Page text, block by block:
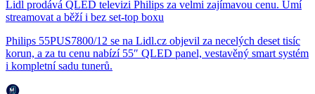
Lidl prodává QLED televizi Philips za velmi zajímavou cenu. Umí
streamovat a běží i bez set-top boxu
Philips 55PUS7800/12 se na Lidl.cz objevil za necelých deset tisíc
korun, a za tu cenu nabízí 55″ QLED panel, vestavěný smart systém
i kompletní sadu tunerů.